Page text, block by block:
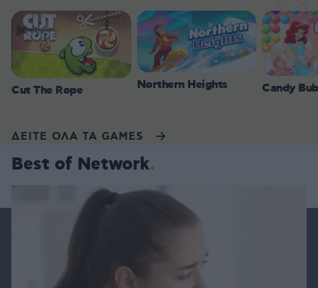
Cut The Rope Northern Heights Candy
ΔΕΙΤΕ ΟΛΑ ΤΑ GAMES
Best of Network